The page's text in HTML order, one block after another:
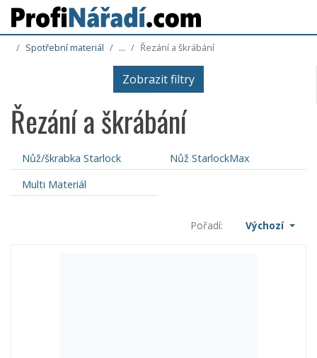
Spotřební materiál ... Řezání a škrábání
Zobrazit filtry
Řezání a škrábání
Nůž/škrabka Starlock
Nůž StarlockMax
Multi Materiál
Pořadí: Výchozí